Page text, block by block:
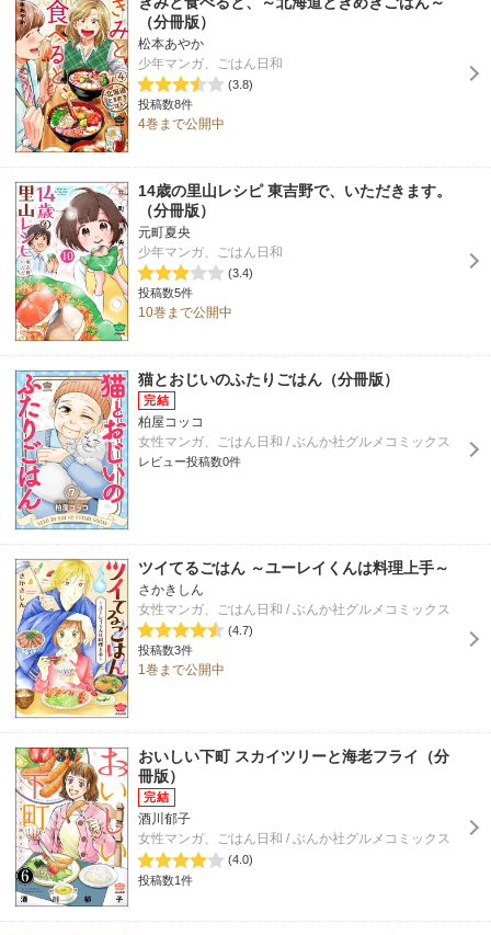
（分冊版）
松本あやか
少年マンガ、ごはん日和
(3.8)
投稿数8件
4巻まで公開中
14歳の里山レシピ 東吉野で、いただきます。
（分冊版）
元町夏央
少年マンガ、ごはん日和
(3.4)
投稿数5件
10巻まで公開中
猫とおじいのふたりごはん（分冊版）
柏屋コッコ
女性マンガ、ごはん日和 / ぶんか社グルメコミックス
レビュー投稿数0件
ツイてるごはん ～ユーレイくんは料理上手～
さかきしん
女性マンガ、ごはん日和 / ぶんか社グルメコミックス
(4.7)
投稿数3件
1巻まで公開中
おいしい下町 スカイツリーと海老フライ（分
冊版）
酒川郁子
女性マンガ、ごはん日和 / ぶんか社グルメコミックス
(4.0)
投稿数1件